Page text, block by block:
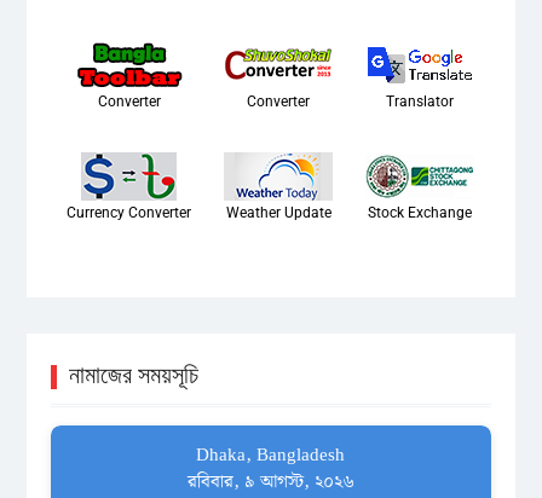
Converter Converter Translator
Currency Converter Weather Update Stock Exchange
নামাজের সময়সূচি
Dhaka, Bangladesh
রবিবার, ৯ আগস্ট, ২০২৬